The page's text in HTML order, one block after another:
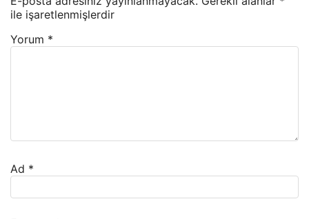
ile işaretlenmişlerdir
Yorum *
Ad *